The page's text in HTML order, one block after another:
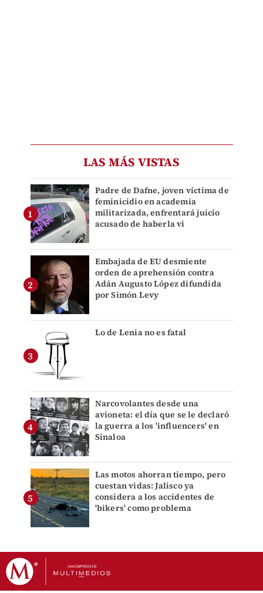
LAS MÁS VISTAS
Padre de Dafne, joven víctima de
feminicidio en academia
militarizada, enfrentará juicio
acusado de haberla vi
Embajada de EU desmiente
orden de aprehensión contra
Adán Augusto López difundida
por Simón Levy
Lo de Lenia no es fatal
Narcovolantes desde una
avioneta: el día que se le declaró
la guerra a los 'influencers' en
Sinaloa
Las motos ahorran tiempo, pero
cuestan vidas: Jalisco ya
considera a los accidentes de
'bikers' como problema